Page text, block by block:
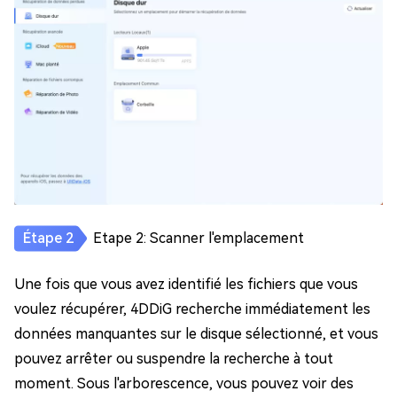
Etape 2: Scanner l'emplacement
Une fois que vous avez identifié les fichiers que vous
voulez récupérer, 4DDiG recherche immédiatement les
données manquantes sur le disque sélectionné, et vous
pouvez arrêter ou suspendre la recherche à tout
moment. Sous l'arborescence, vous pouvez voir des